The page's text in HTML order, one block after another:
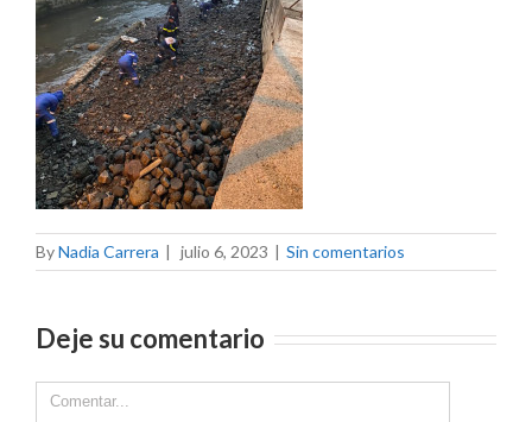
ByNadia Carrera | julio 6, 2023 | Sin comentarios
Deje su comentario
Comment